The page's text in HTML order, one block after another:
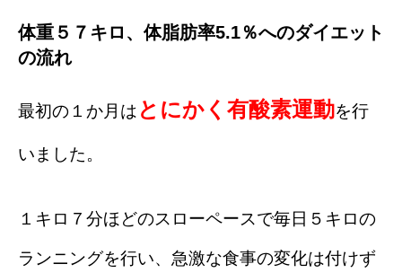
体重５７キロ、体脂肪率5.1％へのダイエット
の流れ
最初の１か月は とにかく有酸素運動を行
いました。
１キロ７分ほどのスローペースで毎日５キロの
ランニングを行い、急激な食事の変化は付けず